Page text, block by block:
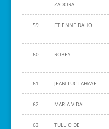
ZADORA
59 ETIENNE DAHO
60 ROBEY
61 JEAN-LUC LAHAYE
62 MARIA VIDAL
63
TULLIO DE